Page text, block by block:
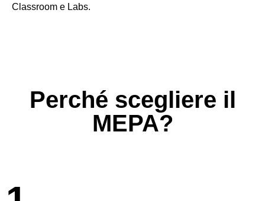
Classroom e Labs.
Perché scegliere il
MEPA?